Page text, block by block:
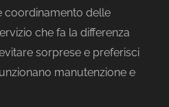
coordinamento delle
che fa la differenza
sorprese e preferisci
manutenzione e